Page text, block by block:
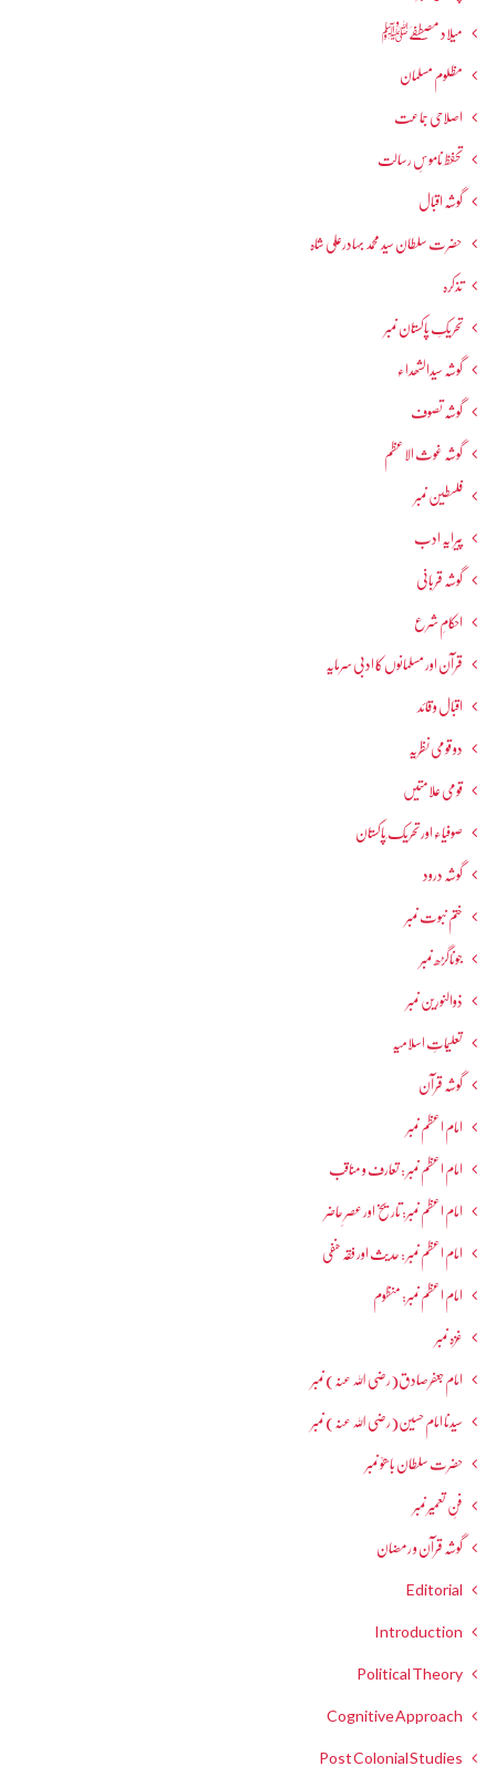
میلاد مصطفےٰﷺ
مظلوم مسلمان
اصلاحی جماعت
تحفظ ناموسِ رسالت
گوشہ اقبال
حضرت سلطان سید محمد بہادرعلی شاہ
تذکرہ
تحریکِ پاکستان نمبر
گوشہ سیدالشھداء
گوشہ تصوف
گوشہ غوث الاعظم
فلسطین نمبر
پیرایہ ادب
گوشہ قربانی
احکامِ شرع
قرآن اور مسلمانوں کا ادبی سرمایہ
اقبال و قائد
دو قومی نظریہ
قومی علامتیں
صوفیاء اور تحریک ِپاکستان
گوشہ درود
ختم نبوت نمبر
جوناگڑھ نمبر
ذوالنورین نمبر
تعلیماتِ اسلامیہ
گوشہ قرآن
امام اعظم نمبر
امام اعظم نمبر : تعارف و مناقب
امام اعظم نمبر: تاریخ اور عصرِ حاضر
امام اعظم نمبر : حدیث اور فقہ حنفی
امام اعظم نمبر: منظوم
غزہ نمبر
امام جعفرصادق(رضی اللہ عنہ) نمبر
سیدنا امام حسین(رضی اللہ عنہ) نمبر
حضرت سلطان باھوؒ نمبر
فنِ تعمیر نمبر
گوشہ قرآن و رمضان
Editorial
Introduction
Political Theory
Cognitive Approach
Post Colonial Studies